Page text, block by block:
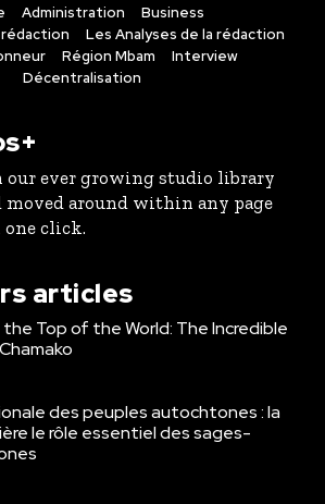
Administration
Business
Les Analyses de la rédaction
Région Mbam
Interview
Décentralisation
our ever growing studio library
moved around within any page
click.
articles
Top of the World: The Incredible
des peuples autochtones : la
le rôle essentiel des sages-